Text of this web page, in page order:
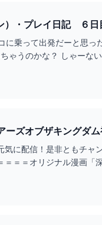
）・プレイ日記 ６
に乗って出発だーと思
ゃうのかな？ しゃーな
ズオブザキングダ
に配信！是非ともチ
＝＝＝オリジナル漫画